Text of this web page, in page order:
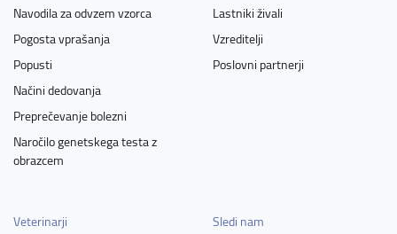
Navodila za odvzem vzorca
Pogosta vprašanja
Popusti
Načini dedovanja
Preprečevanje bolezni
Naročilo genetskega testa z
obrazcem
Lastniki živali
Vzreditelji
Poslovni partnerji
Veterinarji
Sledi nam